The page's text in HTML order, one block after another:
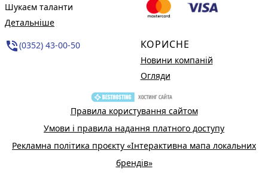
Шукаєм таланти
Детальніше
phone_in_talk(0352) 43-00-50 КОРИСНЕ
Новини компаній
Огляди
Правила користування сайтом
Умови і правила надання платного доступу
Рекламна політика проєкту «Інтерактивна мапа локальних
брендів»